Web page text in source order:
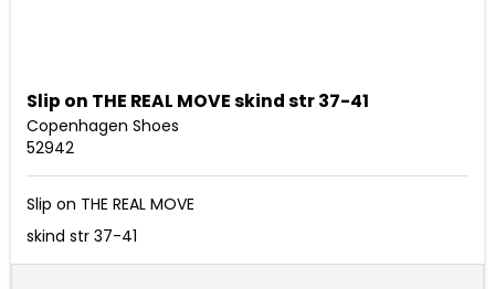
Slip on THE REAL MOVE skind str 37-41
Copenhagen Shoes
52942
Slip on THE REAL MOVE
skind str 37-41